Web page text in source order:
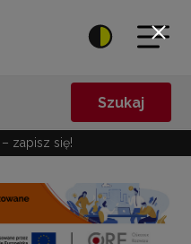
Szukaj
zapisz się!